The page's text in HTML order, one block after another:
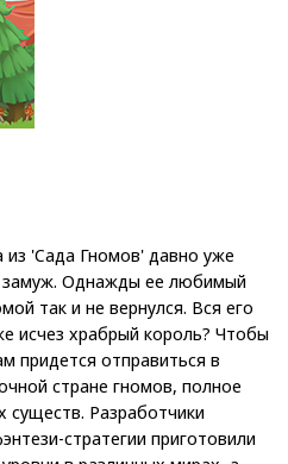
из 'Cада Гномов' давно уже
Однажды ее любимый
так и не вернулся. Вся его
исчез храбрый король? Чтобы
придется отправиться в
стране гномов, полное
существ. Разработчики
стратегии приготовили